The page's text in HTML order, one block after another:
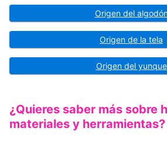
Origen del
Origen de la tela
Origen del yunque
¿Quieres saber más sobre
materiales y herramientas?